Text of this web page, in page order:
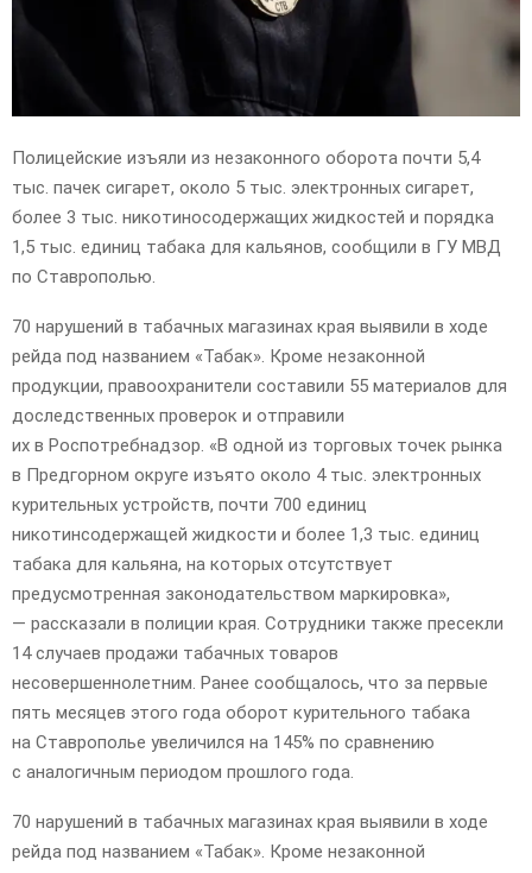
Полицейские изъяли из незаконного оборота почти 5,4
тыс. пачек сигарет, около 5 тыс. электронных сигарет,
более 3 тыс. никотиносодержащих жидкостей и порядка
1,5 тыс. единиц табака для кальянов, сообщили в ГУ МВД
по Ставрополью.
70 нарушений в табачных магазинах края выявили в ходе
рейда под названием «Табак». Кроме незаконной
продукции, правоохранители составили 55 материалов для
доследственных проверок и отправили
их в Роспотребнадзор. «В одной из торговых точек рынка
в Предгорном округе изъято около 4 тыс. электронных
курительных устройств, почти 700 единиц
никотинсодержащей жидкости и более 1,3 тыс. единиц
табака для кальяна, на которых отсутствует
предусмотренная законодательством маркировка»,
— рассказали в полиции края. Сотрудники также пресекли
14 случаев продажи табачных товаров
несовершеннолетним. Ранее сообщалось, что за первые
пять месяцев этого года оборот курительного табака
на Ставрополье увеличился на 145% по сравнению
с аналогичным периодом прошлого года.
70 нарушений в табачных магазинах края выявили в ходе
рейда под названием «Табак». Кроме незаконной